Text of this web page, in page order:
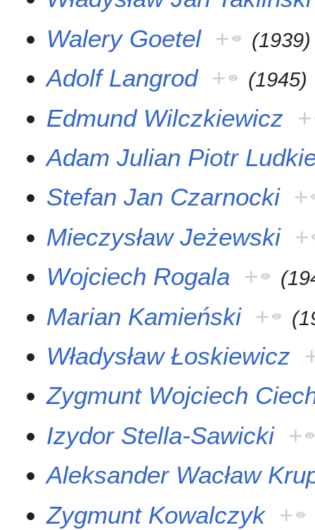
Walery Goetel + (1939)
Adolf Langrod + (1945)
Edmund Wilczkiewicz +
Adam Julian Piotr
Stefan Jan Czarnocki +
Mieczysław Jeżewski +
Wojciech Rogala + (
Marian Kamieński + (
Władysław Łoskiewicz
Zygmunt Wojciech
Izydor Stella-Sawicki +
Aleksander Wacław
Zygmunt Kowalczyk +